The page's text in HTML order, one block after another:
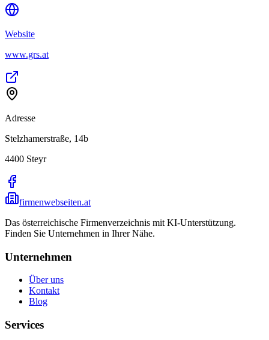
Website
www.grs.at
Adresse
Stelzhamerstraße, 14b
4400 Steyr
firmenwebseiten.at
Das österreichische Firmenverzeichnis mit KI-Unterstützung.
Finden Sie Unternehmen in Ihrer Nähe.
Unternehmen
Über uns
Kontakt
Blog
Services